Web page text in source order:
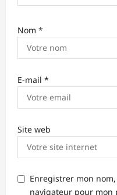
Nom *
E-mail *
Site web
Enregistrer mon
navigateur pour mon